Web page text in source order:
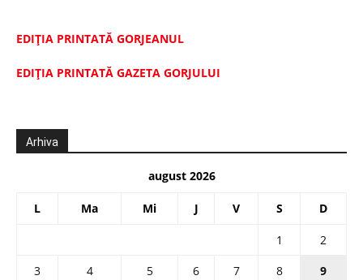
EDIȚIA PRINTATĂ GORJEANUL
EDIŢIA PRINTATĂ GAZETA GORJULUI
Arhiva
august 2026
L Ma Mi J V S D
1
2
3
4 5 6 7 8 9